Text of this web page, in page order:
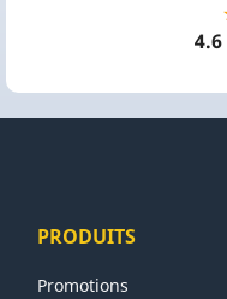
4.6
PRODUITS
Promotions